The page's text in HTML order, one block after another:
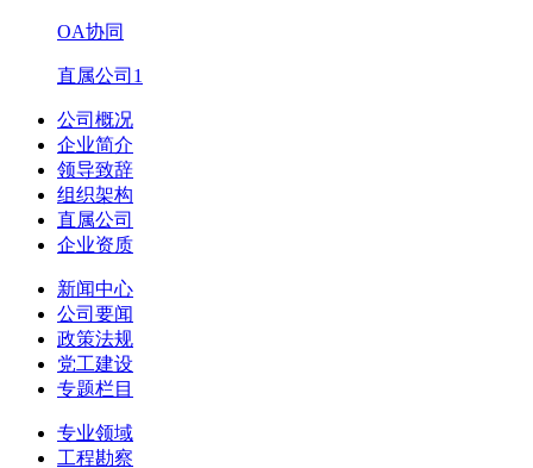
OA协同
直属公司1
公司概况
企业简介
领导致辞
组织架构
直属公司
企业资质
新闻中心
公司要闻
政策法规
党工建设
专题栏目
专业领域
工程勘察